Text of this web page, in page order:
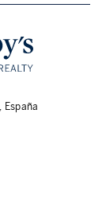
España